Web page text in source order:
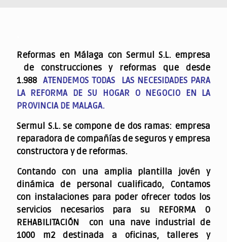
Reformas en Málaga con Sermul S.L. empresa
de construcciones y reformas que desde
1.988ATENDEMOS TODAS LAS NECESIDADES PARA
LA REFORMA DE SU HOGAR O NEGOCIO EN LA
PROVINCIA DE MALAGA.
Sermul S.L. se compone de dos ramas: empresa
reparadora de compañías de seguros y empresa
constructora y de reformas.
Contando con una amplia plantilla jovén y
dinámica de personal cualificado, Contamos
con instalaciones para poder ofrecer todos los
servicios necesarios para su REFORMA O
REHABILITACIÓN con una nave industrial de
1000 m2 destinada a oficinas, talleres y